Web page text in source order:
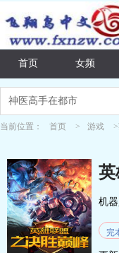
首页 女频
当前位置： 首页 > 游戏
英
机
完